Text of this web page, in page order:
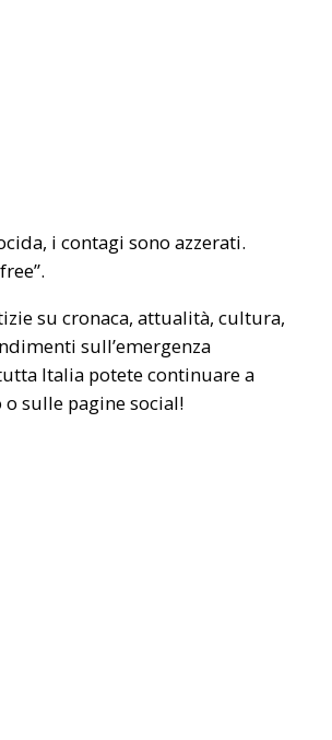
i contagi sono azzerati.
.
su cronaca, attualità, cultura,
sull’emergenza
Italia potete continuare a
sulle pagine social!